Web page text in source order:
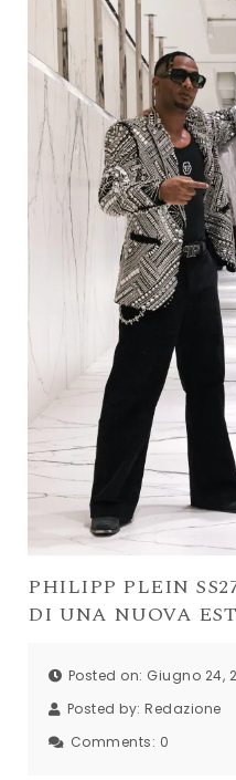
PHILIPP PLEIN
DI UNA NUOVA
Posted on: Giugno 24,
Posted by: Redazione
Comments: 0